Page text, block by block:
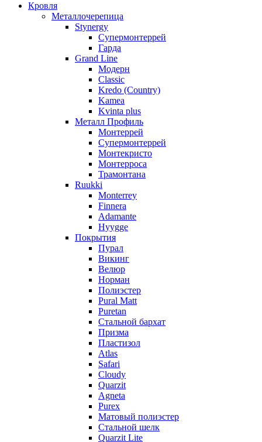
Кровля
Металлочерепица
Stynergy
Супермонтеррей
Гарда
Grand Line
Модерн
Classic
Kredo (Country)
Kamea
Kvinta plus
Металл Профиль
Монтеррей
Супермонтеррей
Монтекристо
Монтерроса
Трамонтана
Ruukki
Monterrey
Finnera
Adamante
Hyygge
Покрытия
Пурал
Викинг
Велюр
Норман
Полиэстер
Pural Matt
Puretan
Стальной бархат
Призма
Пластизол
Atlas
Safari
Cloudy
Quarzit
Agneta
Purex
Матовый полиэстер
Стальной шелк
Quarzit Lite